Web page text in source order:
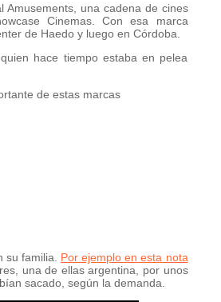
una cadena de cines
Cinemas. Con esa marca
de Haedo y luego en Córdoba.
hace tiempo estaba en pelea
de estas marcas
su familia. Por ejemplo en esta nota
una de ellas argentina, por unos
sacado, según la demanda.